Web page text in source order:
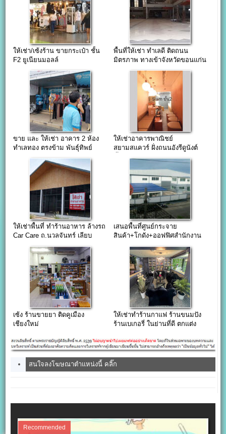
ให้เช่า/เซ้งร้าน ขายกระเป๋า ชั้น
F2 ยูเนียนมอลล์
พื้นที่ให้เช่า ทำเลดี ติดถนน
มิตรภาพ ทางเข้าจังหวัดขอนแก่น
ขาย และ ให้เช่า อาคาร 2 ห้อง
ทำเลทอง ตรงข้าม พันธุ์ทิพย์
งามวงศ์วาน
ให้เช่าอาคารพาณิชย์
สยามสแควร์ ฝั่งถนนอังรีดูนังต์
ชั้น 2-4
ให้เช่าพื้นที่ ทำร้านอาหาร ล้างรถ
Car Care ถ.นวลจันทร์ เลียบ
เสนอพื้นที่ศูนย์กระจาย
สินค้า+โกดัง+ออฟฟิศสำนักงาน
เซ้ง ร้านขายยา ติดคูเมือง
เชียงใหม่
ให้เช่าทำร้านกาแฟ ร้านขนมปัง
ร้านเบเกอรี่ ในย่านที่ดี ตกแต่ง
สนใจลงโฆษณาตำแหน่งนี้ คลิ๊ก
Recommended